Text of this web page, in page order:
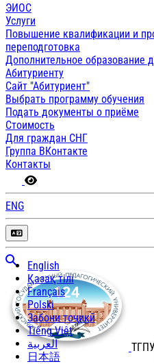
ЭИОС
Услуги
Повышение квалификации и
переподготовка
Дополнительное образование
Абитуриенту
Сайт "Абитуриент"
Выбрать программу обучения
Подать документы о приёме
Стоимость
Для граждан СНГ
Группа ВКонтакте
Контакты
ENG
English
Қазақ тілі
Français
Polski
Забони тоҷикӣ
Tiếng Việt
العربية
日本語
ТГПУ